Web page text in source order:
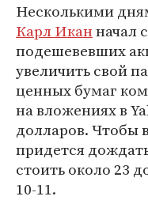
Несколькими
Карл Иканначал
подешевевших
увеличить свой
ценных бумаг
на вложениях в
долларов. Чтобы
придется
стоить около 23
10-11.